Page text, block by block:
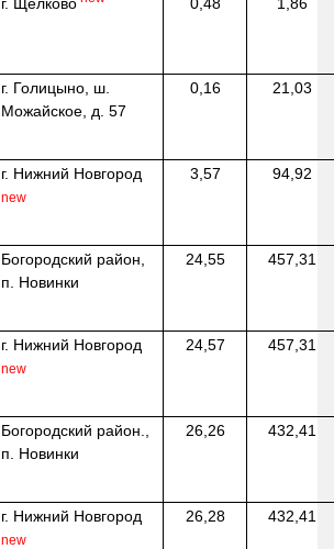
0,48 1,86
г. Голицыно, ш.
Можайское, д. 57
0,16 21,03
г. Нижний Новгород
new
3,57 94,92
Богородский район,
п. Новинки
24,55 457,31
г. Нижний Новгород
new
24,57 457,31
Богородский район.,
п. Новинки
26,26 432,41
г. Нижний Новгород
new
26,28 432,41